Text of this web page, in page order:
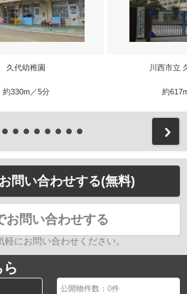
久代幼稚園
約330m／5分
川西市立
約
問い合わせする(無料)
お問い合わせする
にお問い合わせください。
公開物件数：0件